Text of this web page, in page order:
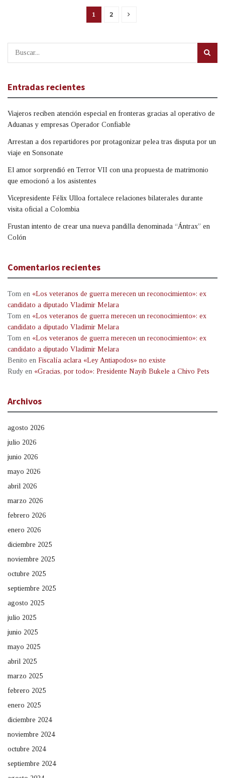
1 2
Entradas recientes
Viajeros reciben atención especial en fronteras gracias al operativo de
Aduanas y empresas Operador Confiable
Arrestan a dos repartidores por protagonizar pelea tras disputa por un
viaje en Sonsonate
El amor sorprendió en Terror VII con una propuesta de matrimonio
que emocionó a los asistentes
Vicepresidente Félix Ulloa fortalece relaciones bilaterales durante
visita oficial a Colombia
Frustan intento de crear una nueva pandilla denominada “Ántrax” en
Colón
Comentarios recientes
Tom en «Los veteranos de guerra merecen un reconocimiento»: ex
candidato a diputado Vladimir Melara
Tom en «Los veteranos de guerra merecen un reconocimiento»: ex
candidato a diputado Vladimir Melara
Tom en «Los veteranos de guerra merecen un reconocimiento»: ex
candidato a diputado Vladimir Melara
Benito en Fiscalía aclara «Ley Antiapodos» no existe
Rudy en «Gracias, por todo»: Presidente Nayib Bukele a Chivo Pets
Archivos
agosto 2026
julio 2026
junio 2026
mayo 2026
abril 2026
marzo 2026
febrero 2026
enero 2026
diciembre 2025
noviembre 2025
octubre 2025
septiembre 2025
agosto 2025
julio 2025
junio 2025
mayo 2025
abril 2025
marzo 2025
febrero 2025
enero 2025
diciembre 2024
noviembre 2024
octubre 2024
septiembre 2024